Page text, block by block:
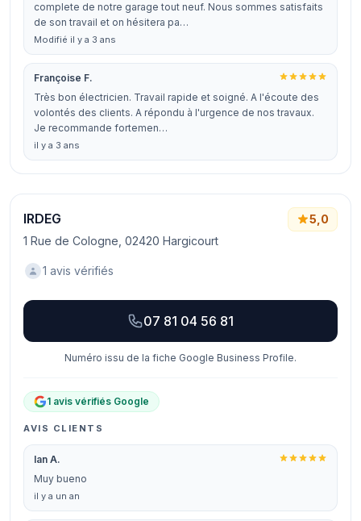
complete de notre garage tout neuf. Nous sommes satisfaits
de son travail et on hésitera pa…
Modifié il y a 3 ans
Françoise F.
Très bon électricien. Travail rapide et soigné. A l'écoute des
volontés des clients. A répondu à l'urgence de nos travaux.
Je recommande fortemen…
il y a 3 ans
IRDEG
1 Rue de Cologne, 02420 Hargicourt
5,0
1 avis vérifiés
07 81 04 56 81
Numéro issu de la fiche Google Business Profile.
1 avis vérifiés Google
AVIS CLIENTS
Ian A.
Muy bueno
il y a un an